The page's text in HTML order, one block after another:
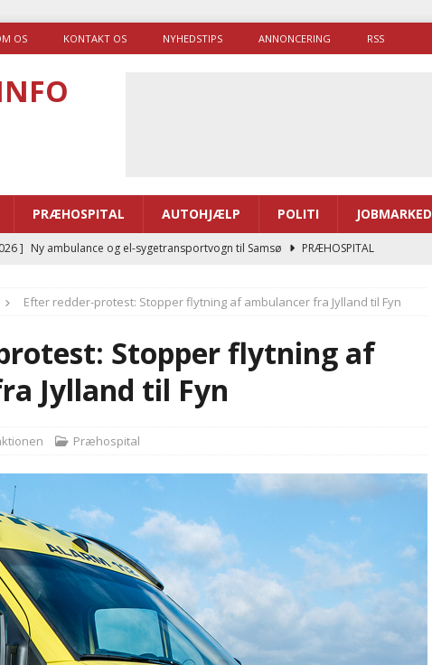
OS KONTAKT OS NYHEDSTIPS ANNONCERING RSS
PRÆHOSPITAL AUTOHJÆLP POLITI JOBMARKED
] Ny ambulance og el-sygetransportvogn til Samsø
PRÆHOSPITAL
]
Ny treårig politiuddannelse skal ruste betjentene til mere kompleks
]
Kommunerne driver flere brandstationer, mens Falcks andel fortsætter
BRANDVÆSEN
Efter redder-protest: Stopper flytning af ambulancer fra Jylland til Fyn
Stopper flytning af
Jylland til Fyn
Præhospital